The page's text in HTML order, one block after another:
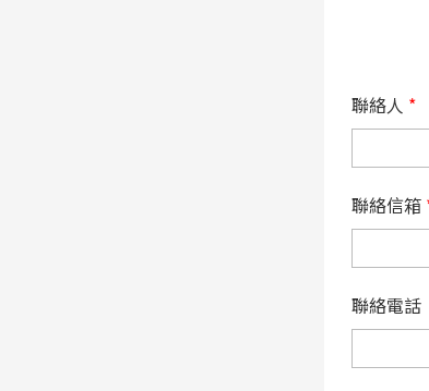
聯絡人 *
聯絡信箱
聯絡電話